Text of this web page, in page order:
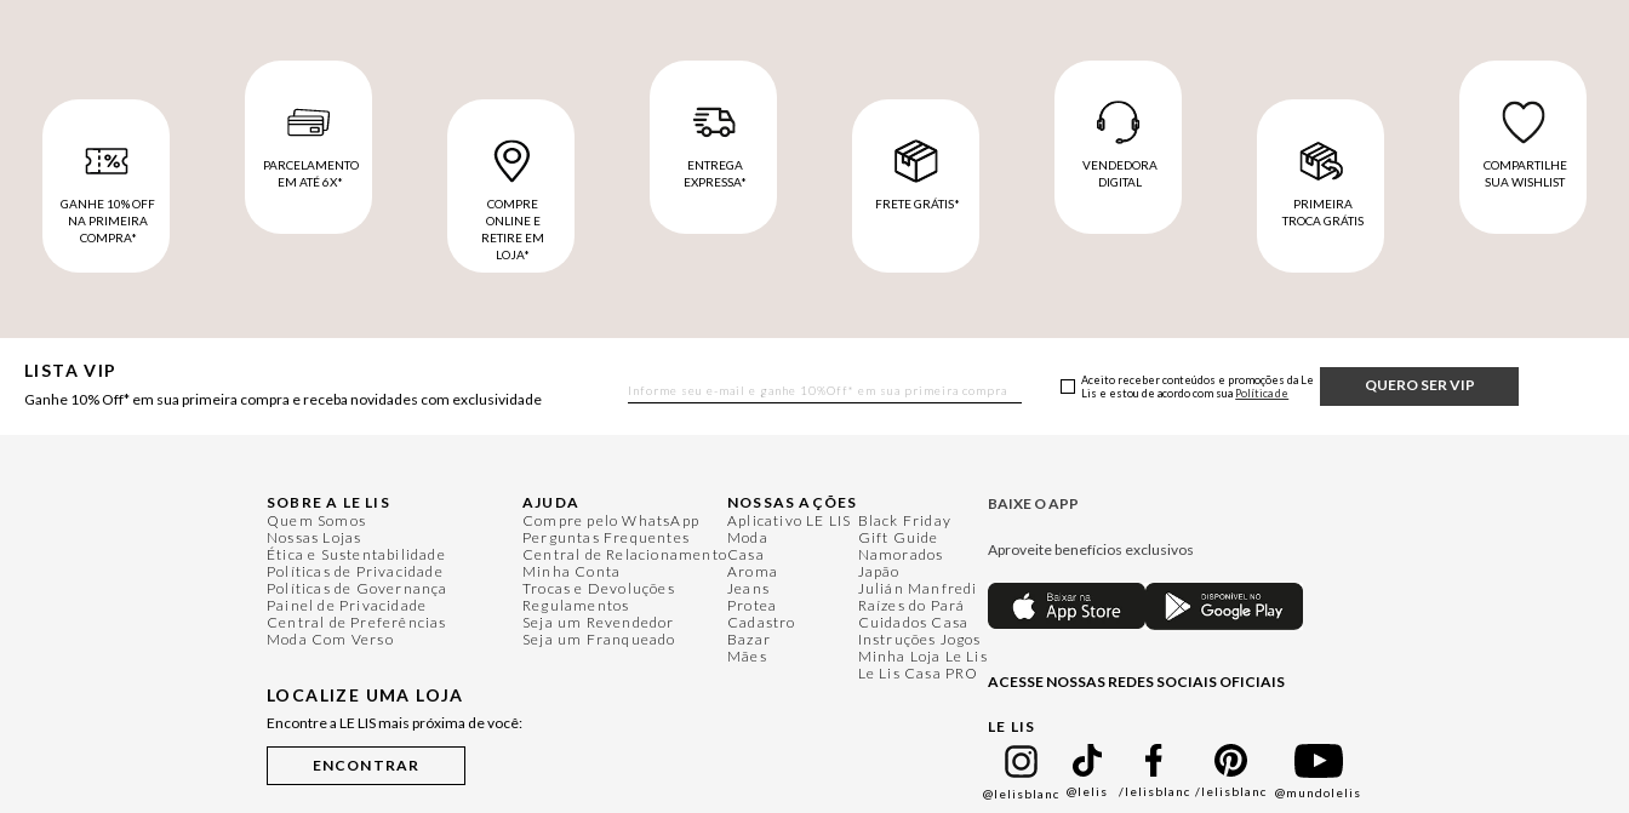
GANHE 10% OFF
NA PRIMEIRA
COMPRA*
PARCELAMENTO
EM ATÉ 6X*
COMPRE
ONLINE E
RETIRE EM
LOJA*
ENTREGA
EXPRESSA*
FRETE GRÁTIS*
VENDEDORA
DIGITAL
PRIMEIRA
TROCA GRÁTIS
COMPARTILHE
SUA WISHLIST
LISTA VIP
Ganhe 10% Off* em sua primeira compra e receba novidades com exclusividade
QUERO SER VIP
Aceito receber conteúdos e promoções da Le
Lis e estou de acordo com sua Política de
SOBRE A LE LIS
Quem Somos
Nossas Lojas
Ética e Sustentabilidade
Políticas de Privacidade
Políticas de Governança
Painel de Privacidade
Central de Preferências
Moda Com Verso
LOCALIZE UMA LOJA
Encontre a LE LIS mais próxima de você:
AJUDA
Compre pelo WhatsApp
Perguntas Frequentes
Central de Relacionamento
Minha Conta
Trocas e Devoluções
Regulamentos
Seja um Revendedor
Seja um Franqueado
NOSSAS AÇÕES
Aplicativo LE LIS
Moda
Casa
Aroma
Jeans
Protea
Cadastro
Bazar
Mães
Black Friday
Gift Guide
Namorados
Japão
Julián Manfredi
Raízes do Pará
Cuidados Casa
Instruções Jogos
Minha Loja Le Lis
Le Lis Casa PRO
BAIXE O APP
Aproveite benefícios exclusivos
ACESSE NOSSAS REDES SOCIAIS OFICIAIS
LE LIS
@lelisblanc @lelis /lelisblanc /lelisblanc @mundolelis